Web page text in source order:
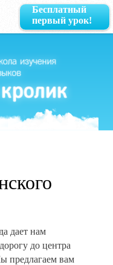
Бесплатный
первый урок!
дает нам
до центра
предлагаем вам